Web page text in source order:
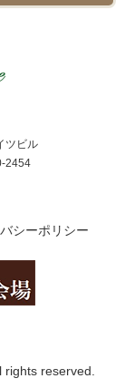
ツビル
2454
シーポリシー
reserved.